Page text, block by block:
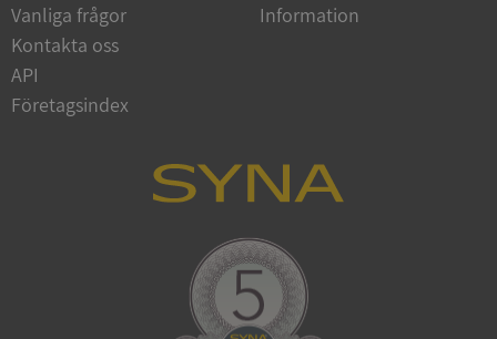
Vanliga frågor
Kontakta oss
API
Företagsindex
Information